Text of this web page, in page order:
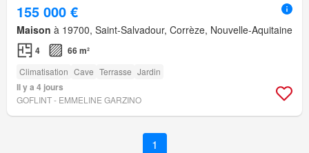
155 000 €
Maison à 19700, Saint-Salvadour, Corrèze, Nouvelle-Aquitaine
4 66 m²
Climatisation Cave Terrasse Jardin
Il y a 4 jours
GOFLINT - EMMELINE GARZINO
1